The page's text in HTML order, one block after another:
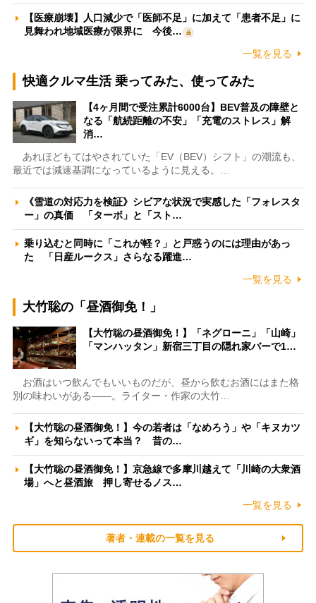
【医療崩壊】人口減少で「医師不足」に加えて「患者不足」に
見舞われ地域医療が限界に 今後…
一覧を見る
快適クルマ生活 乗ってみた、使ってみた
【4ヶ月間で受注累計6000台】BEV普及の障壁と
なる「航続距離の不安」「充電のストレス」解
消…
あれほどもてはやされていた「EV（BEV）シフト」の潮流も、
最近では減速基調になっているように見える。…
《雪道の対応力を検証》シビアな状況で実感した「フォレスタ
ー」の真価 「ターボ」と「スト…
乗り込むと同時に「これが軽？」と戸惑うのには理由があっ
た 「日産ルークス」さらなる躍進…
一覧を見る
大竹聡の「昼酒御免！」
【大竹聡の昼酒御免！】「ネグローニ」「山崎」
「マンハッタン」新宿三丁目の隠れ家バーで1…
お酒はいつ飲んでもいいものだが、昼から飲むお酒にはまた格
別の味わいがある――。ライター・作家の大竹…
【大竹聡の昼酒御免！】今の若者は「なめろう」や「キヌカツ
ギ」を知らないって本当？ 昔の…
【大竹聡の昼酒御免！】京急線で多摩川越えて「川崎の大衆酒
場」へと昼酒旅 押し寄せるノス…
一覧を見る
著者・連載の一覧を見る